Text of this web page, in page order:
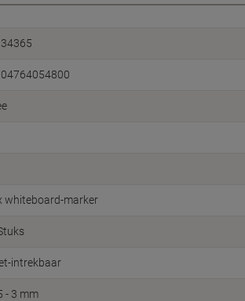
whiteboard-marker
intrekbaar
- 3 mm